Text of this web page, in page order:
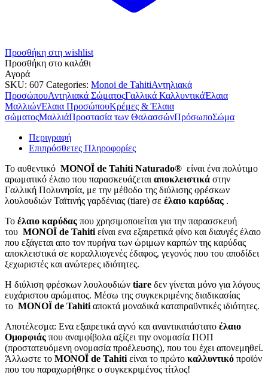
Προσθήκη στη wishlist
Προσθήκη στο καλάθι
Αγορά
SKU: 607 Categories: Monoi de TahitiΑντηλιακά
ΠροσώπουΑντηλιακά ΣώματοςΓαλλικά ΚαλλυντικάΈλαια
ΜαλλιώνΈλαια ΠροσώπουΚρέμες & Έλαια
σώματοςΜαλλιάΠροστασία των ΘαλασσώνΠρόσωποΣώμα
Περιγραφή
Επιπρόσθετες Πληροφορίες
Το αυθεντικό MONOÏ de Tahiti Naturado® είναι ένα πολύτιμο
αρωματικό έλαιο που παρασκευάζεται αποκλειστικά στην
Γαλλική Πολυνησία, με την μέθοδο της διύλισης φρέσκων
λουλουδιών Ταϊτινής γαρδένιας (tiare) σε έλαιο καρύδας .
Το έλαιο καρύδας που χρησιμοποιείται για την παρασσκευή
του MONOÏ de Tahiti είναι ενα εξαιρετικά φίνο και διαυγές έλαιο
που εξάγεται απο τον πυρήνα των ώριμων καρπών της καρύδας
αποκλειστικά σε κοραλλιογενές έδαφος, γεγονός που του αποδίδει
ξεχωριστές και ανώτερες ιδιότητες.
Η διύλιση φρέσκων λουλουδιών tiare δεν γίνεται μόνο για λόγους
ευχάριστου αρώματος. Μέσω της συγκεκριμένης διαδικασίας
το MONOÏ de Tahiti αποκτά μοναδικά καταπραϋντικές ιδιότητες.
Αποτέλεσμα: Ενα εξαιρετικά αγνό και αναντικατάστατο έλαιο
Ομορφιάς που αναμφίβολα αξίζει την ονομασία ΠΟΠ
(προστατευόμενη ονομασία προέλευσης), που του έχει απονεμηθεί.
Άλλωστε το MONOÏ de Tahiti είναι το πρώτο καλλυντικό προϊόν
που του παραχωρήθηκε ο συγκεκριμένος τίτλος!